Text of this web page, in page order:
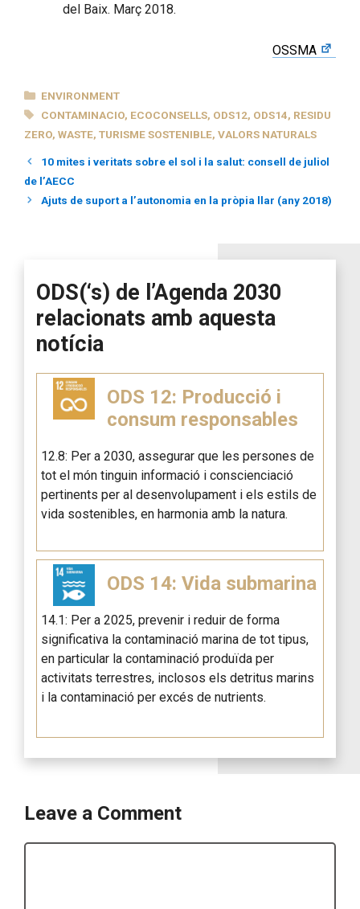
del Baix. Març 2018.
OSSMA
CATEGORIES
ENVIRONMENT
TAGS
CONTAMINACIO, ECOCONSELLS, ODS12, ODS14, RESIDU
ZERO, WASTE, TURISME SOSTENIBLE, VALORS NATURALS
10 mites i veritats sobre el sol i la salut: consell de juliol
de l’AECC
Ajuts de suport a l’autonomia en la pròpia llar (any 2018)
ODS(‘s) de l’Agenda 2030
relacionats amb aquesta
notícia
ODS 12: Producció i
consum responsables
12.8: Per a 2030, assegurar que les persones de
tot el món tinguin informació i conscienciació
pertinents per al desenvolupament i els estils de
vida sostenibles, en harmonia amb la natura.
ODS 14: Vida submarina
14.1: Per a 2025, prevenir i reduir de forma
significativa la contaminació marina de tot tipus,
en particular la contaminació produïda per
activitats terrestres, inclosos els detritus marins
i la contaminació per excés de nutrients.
Leave a Comment